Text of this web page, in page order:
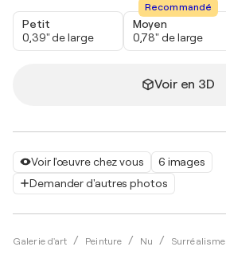
Voir l'œuvre chez vous
6 images
Demander d'autres photos
Galerie d'art Peinture Nu Surréalisme
Petit
0,39" de large
Recommandé
Moyen
0,78" de large
Voir en 3D